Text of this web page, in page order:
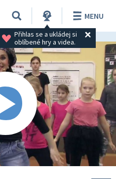
Přihlas se a ukládej si
oblíbené hry a videa.
MENU